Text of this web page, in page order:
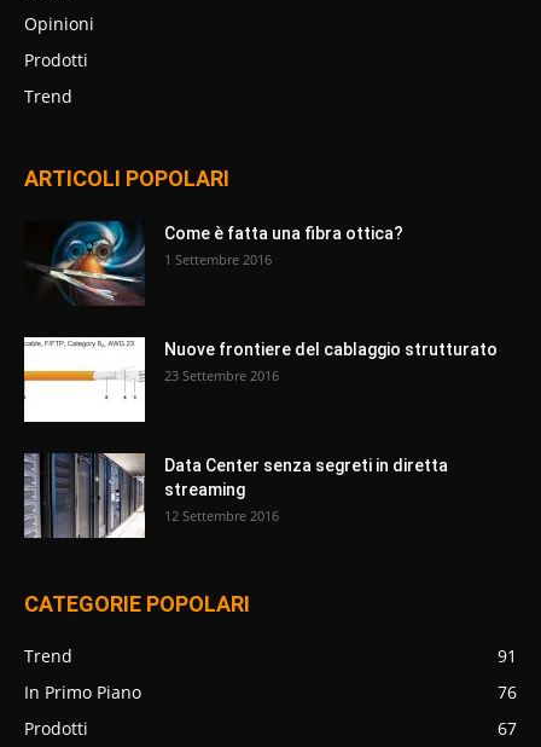
Opinioni
Prodotti
Trend
ARTICOLI POPOLARI
Come è fatta una fibra ottica?
1 Settembre 2016
Nuove frontiere del cablaggio strutturato
23 Settembre 2016
Data Center senza segreti in diretta
streaming
12 Settembre 2016
CATEGORIE POPOLARI
Trend
91
In Primo Piano
76
Prodotti
67